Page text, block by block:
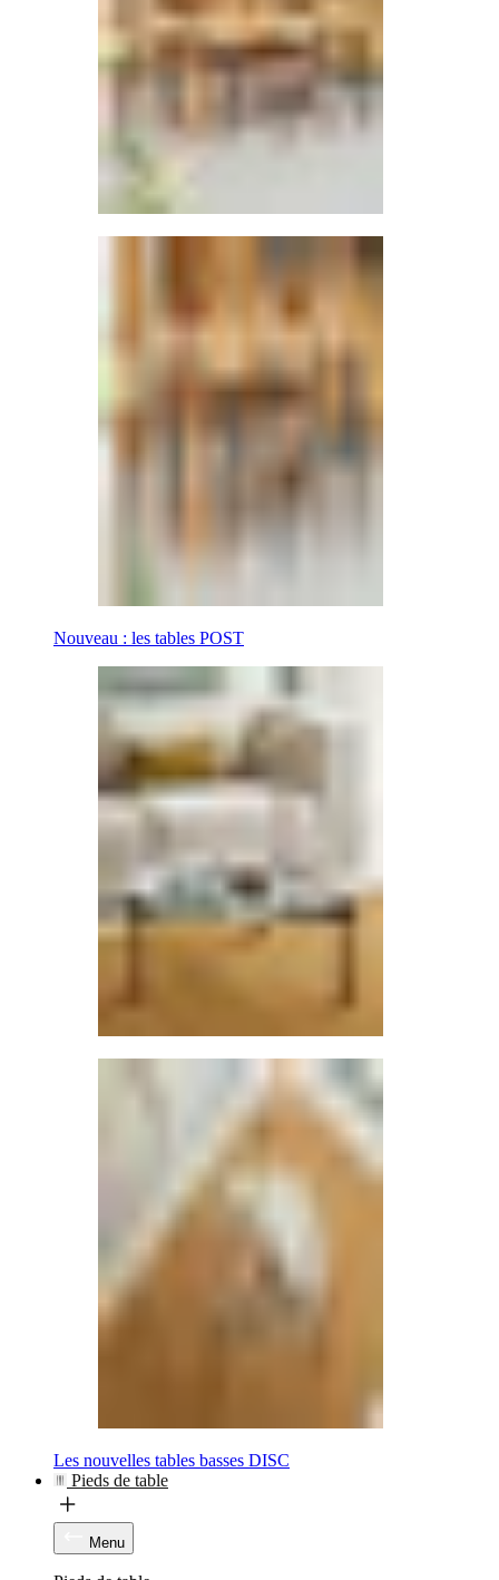
Nouveau : les tables POST
Les nouvelles tables basses DISC
Pieds de table
Menu